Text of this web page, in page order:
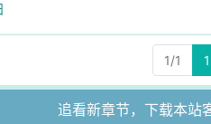
1/1 1
追看新章节，下载本站